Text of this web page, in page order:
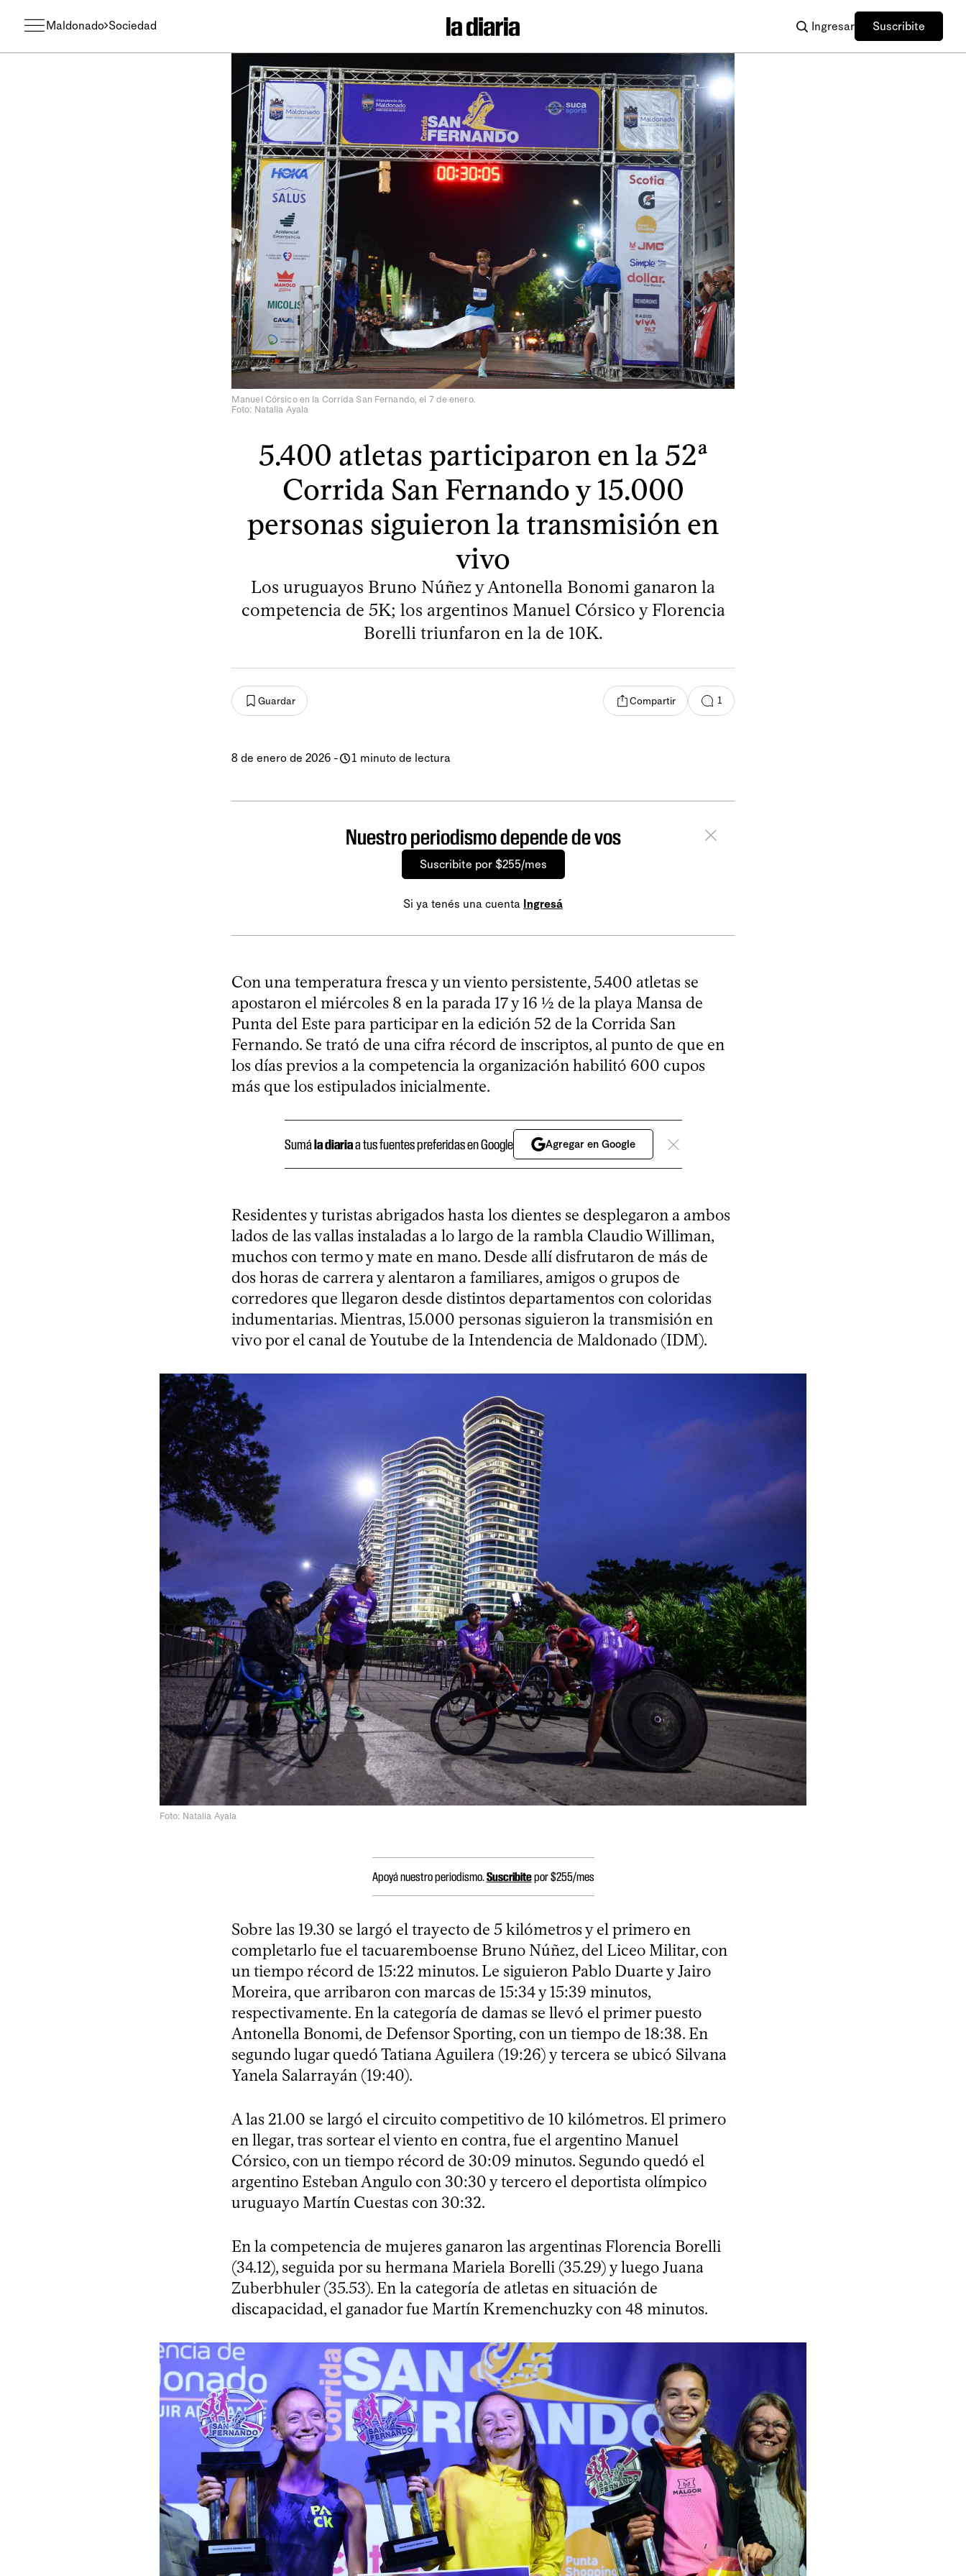
Maldonado Sociedad Ingresar Suscribite
Manuel Córsico en la Corrida San Fernando, el 7 de enero.
Foto: Natalia Ayala
5.400 atletas participaron en la 52ª
Corrida San Fernando y 15.000
personas siguieron la transmisión en
vivo
Los uruguayos Bruno Núñez y Antonella Bonomi ganaron la
competencia de 5K; los argentinos Manuel Córsico y Florencia
Borelli triunfaron en la de 10K.
Guardar Compartir 1
8 de enero de 2026 - 1 minuto de lectura
Nuestro periodismo depende de vos
Suscribite por $255/mes
Si ya tenés una cuenta Ingresá
Con una temperatura fresca y un viento persistente, 5.400 atletas se
apostaron el miércoles 8 en la parada 17 y 16 ½ de la playa Mansa de
Punta del Este para participar en la edición 52 de la Corrida San
Fernando. Se trató de una cifra récord de inscriptos, al punto de que en
los días previos a la competencia la organización habilitó 600 cupos
más que los estipulados inicialmente.
Sumála diariaa tus fuentes preferidas en Google Agregar en Google
Residentes y turistas abrigados hasta los dientes se desplegaron a ambos
lados de las vallas instaladas a lo largo de la rambla Claudio Williman,
muchos con termo y mate en mano. Desde allí disfrutaron de más de
dos horas de carrera y alentaron a familiares, amigos o grupos de
corredores que llegaron desde distintos departamentos con coloridas
indumentarias. Mientras, 15.000 personas siguieron la transmisión en
vivo por el canal de Youtube de la Intendencia de Maldonado (IDM).
Foto: Natalia Ayala
Apoyá nuestro periodismo.Suscribitepor $255/mes
Sobre las 19.30 se largó el trayecto de 5 kilómetros y el primero en
completarlo fue el tacuaremboense Bruno Núñez, del Liceo Militar, con
un tiempo récord de 15:22 minutos. Le siguieron Pablo Duarte y Jairo
Moreira, que arribaron con marcas de 15:34 y 15:39 minutos,
respectivamente. En la categoría de damas se llevó el primer puesto
Antonella Bonomi, de Defensor Sporting, con un tiempo de 18:38. En
segundo lugar quedó Tatiana Aguilera (19:26) y tercera se ubicó Silvana
Yanela Salarrayán (19:40).
A las 21.00 se largó el circuito competitivo de 10 kilómetros. El primero
en llegar, tras sortear el viento en contra, fue el argentino Manuel
Córsico, con un tiempo récord de 30:09 minutos. Segundo quedó el
argentino Esteban Angulo con 30:30 y tercero el deportista olímpico
uruguayo Martín Cuestas con 30:32.
En la competencia de mujeres ganaron las argentinas Florencia Borelli
(34.12), seguida por su hermana Mariela Borelli (35.29) y luego Juana
Zuberbhuler (35.53). En la categoría de atletas en situación de
discapacidad, el ganador fue Martín Kremenchuzky con 48 minutos.